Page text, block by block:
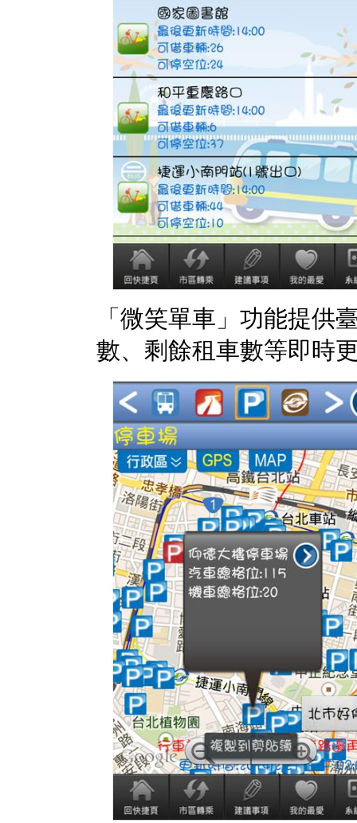
「微笑單車」功能提供
數、剩餘租車數等即時